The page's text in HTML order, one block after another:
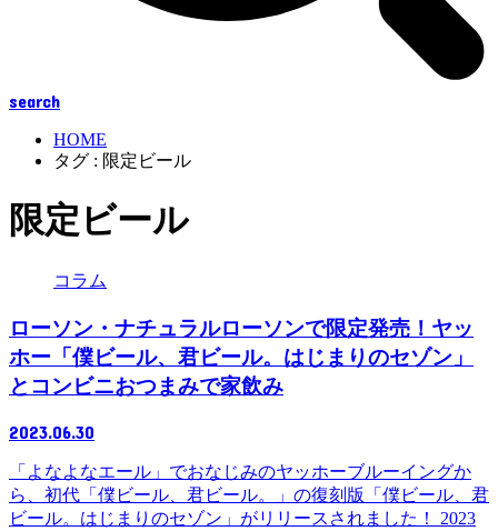
search
HOME
タグ : 限定ビール
限定ビール
コラム
ローソン・ナチュラルローソンで限定発売！ヤッ
ホー「僕ビール、君ビール。はじまりのセゾン」
とコンビニおつまみで家飲み
2023.06.30
「よなよなエール」でおなじみのヤッホーブルーイングか
ら、初代「僕ビール、君ビール。」の復刻版「僕ビール、君
ビール。はじまりのセゾン」がリリースされました！ 2023